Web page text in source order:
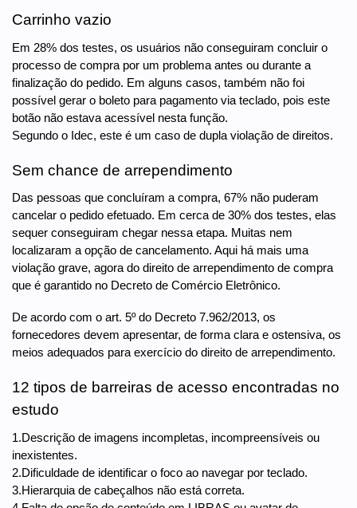
Carrinho vazio
Em 28% dos testes, os usuários não conseguiram concluir o
processo de compra por um problema antes ou durante a
finalização do pedido. Em alguns casos, também não foi
possível gerar o boleto para pagamento via teclado, pois este
botão não estava acessível nesta função.
Segundo o Idec, este é um caso de dupla violação de direitos.
Sem chance de arrependimento
Das pessoas que concluíram a compra, 67% não puderam
cancelar o pedido efetuado. Em cerca de 30% dos testes, elas
sequer conseguiram chegar nessa etapa. Muitas nem
localizaram a opção de cancelamento. Aqui há mais uma
violação grave, agora do direito de arrependimento de compra
que é garantido no Decreto de Comércio Eletrônico.
De acordo com o art. 5º do Decreto 7.962/2013, os
fornecedores devem apresentar, de forma clara e ostensiva, os
meios adequados para exercício do direito de arrependimento.
12 tipos de barreiras de acesso encontradas no
estudo
1.Descrição de imagens incompletas, incompreensíveis ou
inexistentes.
2.Dificuldade de identificar o foco ao navegar por teclado.
3.Hierarquia de cabeçalhos não está correta.